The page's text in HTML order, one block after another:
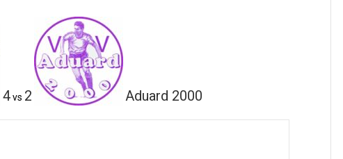
4vs 2 Aduard 2000